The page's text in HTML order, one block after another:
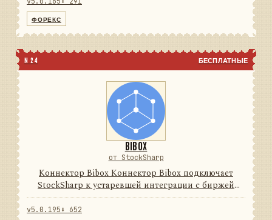
ФОРЕКС
N 24 БЕСПЛАТНЫЕ
BIBOX
от StockSharp
Коннектор Bibox Коннектор Bibox подключает
StockSharp к устаревшей интеграции с биржей
цифровых активов. Он переводит данные и
операции провайдера в единую модель сообщений
v5.0.195 ⬇ 652